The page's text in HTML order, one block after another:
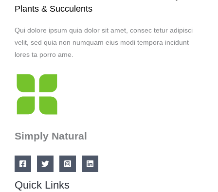
Plants & Succulents
Qui dolore ipsum quia dolor sit amet, consec tetur adipisci
velit, sed quia non numquam eius modi tempora incidunt
lores ta porro ame.
Simply Natural
Quick Links